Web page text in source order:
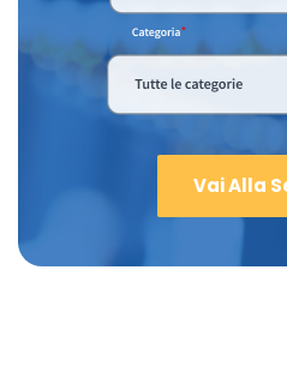
Vai Alla